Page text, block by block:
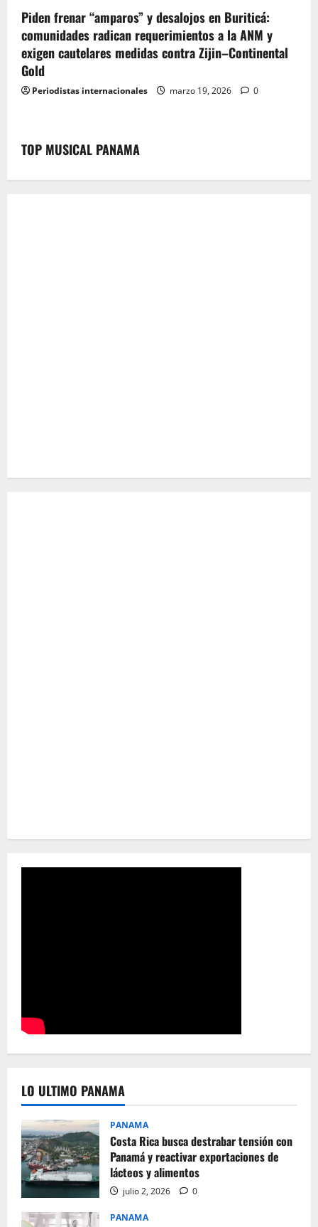
Piden frenar “amparos” y desalojos en Buriticá:
comunidades radican requerimientos a la ANM y
exigen cautelares medidas contra Zijin–Continental
Gold
Periodistas internacionales marzo 19, 2026 0
TOP MUSICAL PANAMA
LO ULTIMO PANAMA
PANAMA
Costa Rica busca destrabar tensión con
Panamá y reactivar exportaciones de
lácteos y alimentos
julio 2, 2026 0
PANAMA